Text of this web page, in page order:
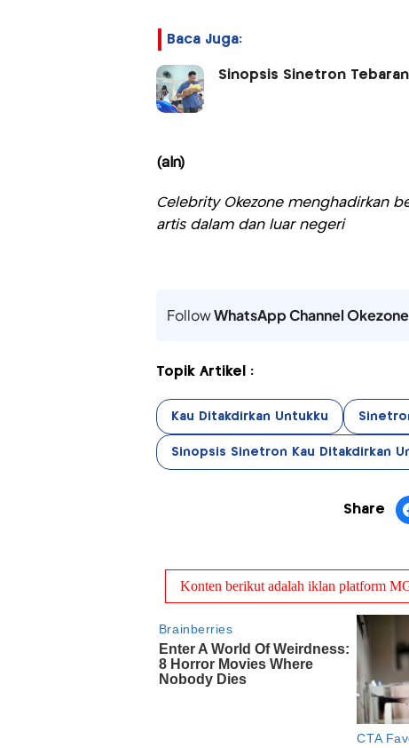
Baca Juga:
Sinopsis Sinetron
(aln)
Celebrity Okezone menghadirkan
artis dalam dan luar negeri
FollowWhatsApp Channel Okezone
Topik Artikel :
Kau Ditakdirkan Untukku
Sinopsis Sinetron Kau Ditakdirkan
Share